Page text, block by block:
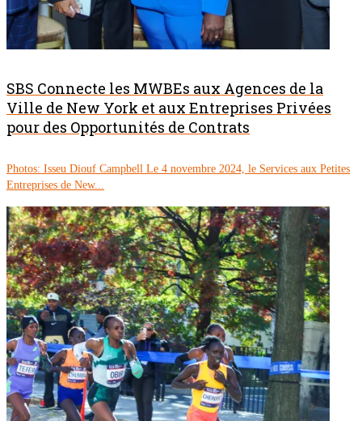
SBS Connecte les MWBEs aux Agences de la
Ville de New York et aux Entreprises Privées
pour des Opportunités de Contrats
Photos: Isseu Diouf Campbell Le 4 novembre 2024, le Services aux Petites
Entreprises de New...